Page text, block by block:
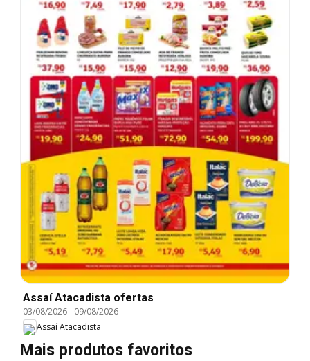
Assaí Atacadista ofertas
03/08/2026- 09/08/2026
Assaí Atacadista
Mais produtos favoritos